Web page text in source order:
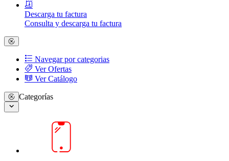
Descarga tu factura
Consulta y descarga tu factura
Navegar por categorias
Ver Ofertas
Ver Catálogo
Categorías